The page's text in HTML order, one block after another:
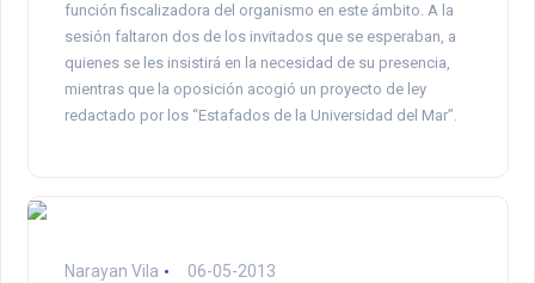
función fiscalizadora del organismo en este ámbito. A la
sesión faltaron dos de los invitados que se esperaban, a
quienes se les insistirá en la necesidad de su presencia,
mientras que la oposición acogió un proyecto de ley
redactado por los “Estafados de la Universidad del Mar”.
Narayan Vila 06-05-2013